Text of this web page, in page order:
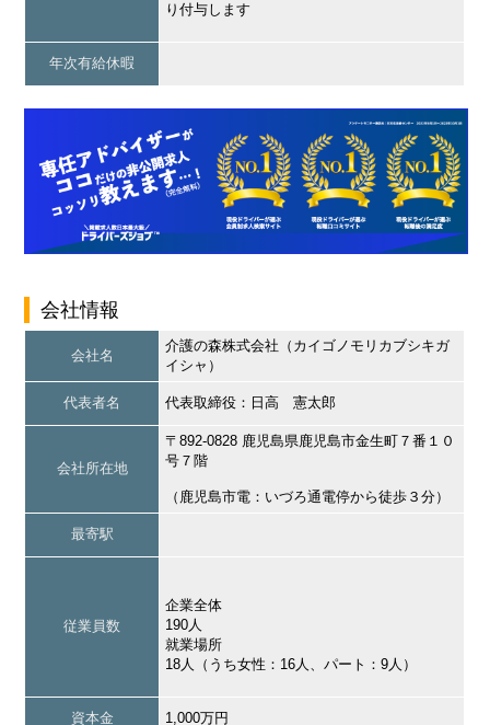
り付与します
年次有給休暇
会社情報
会社名
介護の森株式会社（カイゴノモリカブシキガ
イシャ）
代表者名 代表取締役：日高 憲太郎
会社所在地
〒892-0828 鹿児島県鹿児島市金生町７番１０
号７階
（鹿児島市電：いづろ通電停から徒歩３分）
最寄駅
従業員数
企業全体
190人
就業場所
18人（うち女性：16人、パート：9人）
資本金 1,000万円